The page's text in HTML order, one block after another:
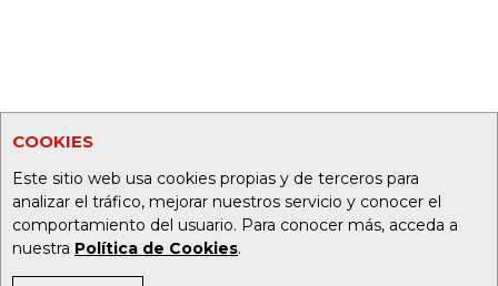
COOKIES
Este sitio web usa cookies propias y de terceros para
analizar el tráfico, mejorar nuestros servicio y conocer el
comportamiento del usuario. Para conocer más, acceda a
nuestra Política de Cookies.